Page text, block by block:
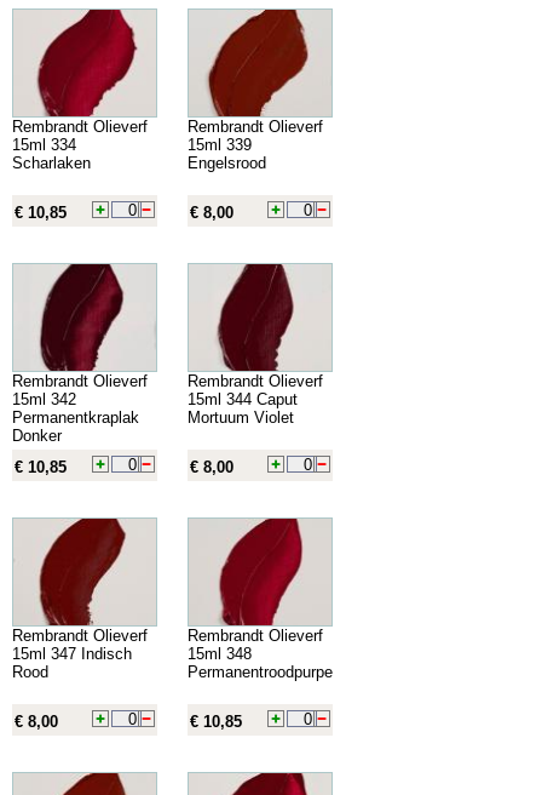
Rembrandt Olieverf
15ml 334
Scharlaken
€ 10,85
Rembrandt Olieverf
15ml 339
Engelsrood
€ 8,00
Rembrandt Olieverf
15ml 342
Permanentkraplak
Donker
€ 10,85
Rembrandt Olieverf
15ml 344 Caput
Mortuum Violet
€ 8,00
Rembrandt Olieverf
15ml 347 Indisch
Rood
€ 8,00
Rembrandt Olieverf
15ml 348
Permanentroodpurper
€ 10,85